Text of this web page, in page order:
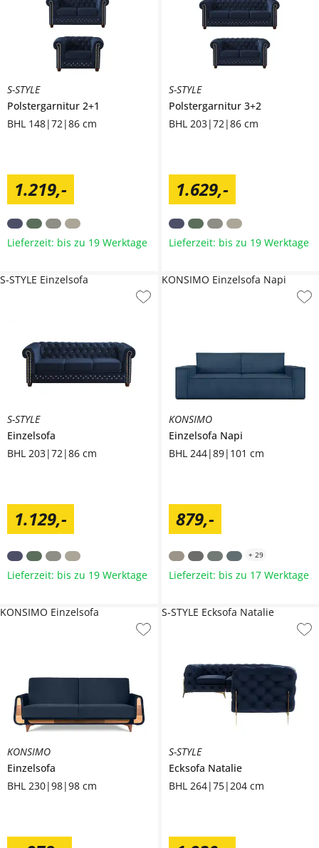
S-STYLE
Polstergarnitur 2+1
BHL 148|72|86 cm
1.219,-
Lieferzeit: bis zu 19 Werktage
S-STYLE
Polstergarnitur 3+2
BHL 203|72|86 cm
1.629,-
Lieferzeit: bis zu 19 Werktage
S-STYLE
Einzelsofa
BHL 203|72|86 cm
1.129,-
S-STYLE Einzelsofa
Lieferzeit: bis zu 19 Werktage
KONSIMO
Einzelsofa Napi
BHL 244|89|101 cm
879,-
KONSIMO Einzelsofa Napi
+ 29
Lieferzeit: bis zu 17 Werktage
KONSIMO
Einzelsofa
BHL 230|98|98 cm
KONSIMO Einzelsofa
S-STYLE
Ecksofa Natalie
BHL 264|75|204 cm
S-STYLE Ecksofa Natalie